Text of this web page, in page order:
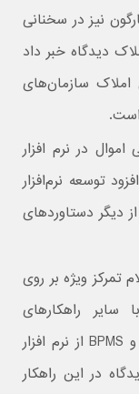
نیز در سخنانی
دیدگاه خبر داد
املاک سازمان‌های
است.
در نرم افزار
توسعه نرم‌افزار
دیگر دستاوردهای
تمرکز ویژه بر روی
سایر راهکارهای
لجستیک، منابع انسانی، اتوماسیون اداری و BPMS از نرم افزار
در این راهکار